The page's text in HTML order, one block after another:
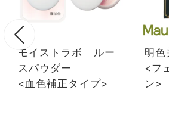
モイストラボ ルー
スパウダー
<血色補正タイプ>
明色
<フ
ン>